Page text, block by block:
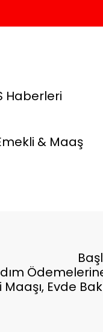
Haberleri
& Maaş
Evde